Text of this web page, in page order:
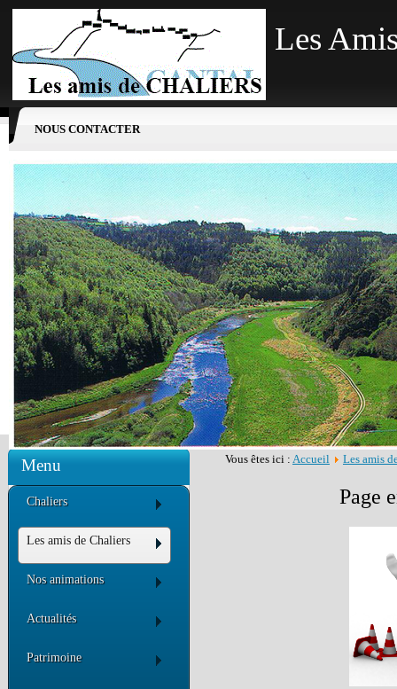
Les
NOUS CONTACTER
Menu
Chaliers
Les amis de Chaliers
Nos animations
Actualités
Patrimoine
Vous êtes ici : Accueil Les amis
Page